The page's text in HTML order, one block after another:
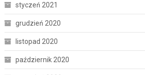
styczeń 2021
grudzień 2020
listopad 2020
październik 2020